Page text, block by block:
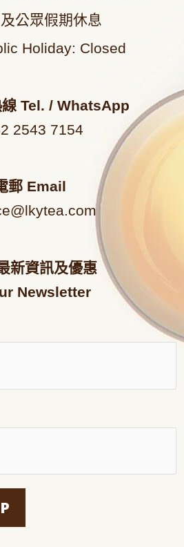
公眾假期休息
Holiday: Closed
Tel. / WhatsApp
2543 7154
郵 Email
新資訊及優惠
Newsletter